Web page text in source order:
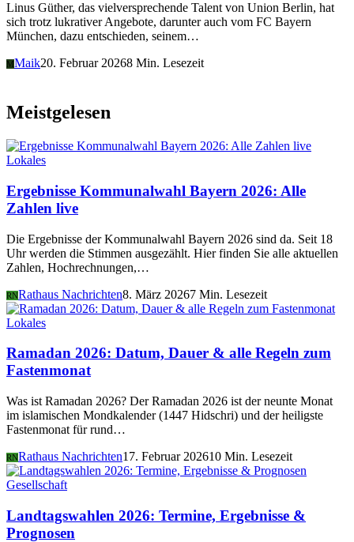
Linus Güther, das vielversprechende Talent von Union Berlin, hat
sich trotz lukrativer Angebote, darunter auch vom FC Bayern
München, dazu entschieden, seinem…
M Maik20. Februar 20268 Min. Lesezeit
Meistgelesen
Lokales
Ergebnisse Kommunalwahl Bayern 2026: Alle
Zahlen live
Die Ergebnisse der Kommunalwahl Bayern 2026 sind da. Seit 18
Uhr werden die Stimmen ausgezählt. Hier finden Sie alle aktuellen
Zahlen, Hochrechnungen,…
RNRathaus Nachrichten8. März 20267 Min. Lesezeit
Lokales
Ramadan 2026: Datum, Dauer & alle Regeln zum
Fastenmonat
Was ist Ramadan 2026? Der Ramadan 2026 ist der neunte Monat
im islamischen Mondkalender (1447 Hidschri) und der heiligste
Fastenmonat für rund…
RNRathaus Nachrichten17. Februar 202610 Min. Lesezeit
Gesellschaft
Landtagswahlen 2026: Termine, Ergebnisse &
Prognosen